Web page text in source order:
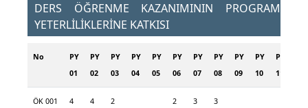
DERS ÖĞRENME KAZANIMININ PROGRAM
YETERLİLİKLERİNE KATKISI
No
PY
01
PY
02
PY
03
PY
04
PY
05
PY
06
PY
07
PY
08
PY
09
PY
10
PY
11
ÖK 001 4 4 2 2 3 3